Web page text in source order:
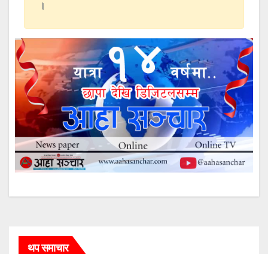
।
थप समाचार